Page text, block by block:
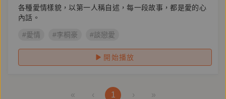
各種愛情樣貌，以第一人稱自述，每一段故事，都是愛的心
內話。
#愛情 #李桐豪 #談戀愛
開始播放
« ‹ 1 › »